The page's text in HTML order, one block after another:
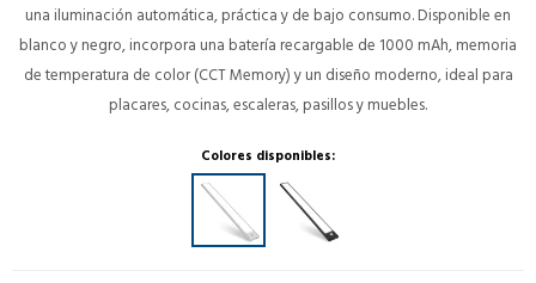
una iluminación automática, práctica y de bajo consumo. Disponible en
blanco y negro, incorpora una batería recargable de 1000 mAh, memoria
de temperatura de color (CCT Memory) y un diseño moderno, ideal para
placares, cocinas, escaleras, pasillos y muebles.
Colores disponibles: